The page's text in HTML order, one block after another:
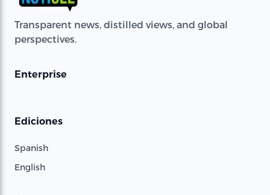
Transparent news, distilled views, and global
perspectives.
Enterprise
Ediciones
Spanish
English